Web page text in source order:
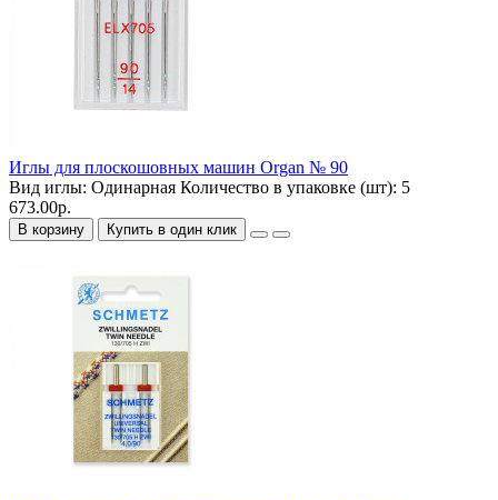
Иглы для плоскошовных машин Organ № 90
Вид иглы: Одинарная Количество в упаковке (шт): 5
673.00р.
В корзину Купить в один клик